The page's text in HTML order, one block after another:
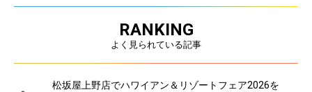
RANKING
よく見られている記事
松坂屋上野店でハワイアン＆リゾートフェア2026を